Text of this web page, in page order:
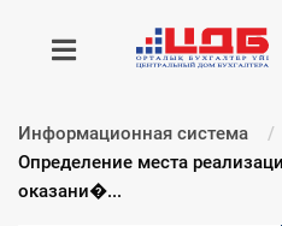
Получить консультацию
Информационная система
Текущий:
Определение места
оказани�...